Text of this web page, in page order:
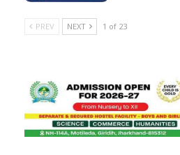
PREV NEXT 1 of 23